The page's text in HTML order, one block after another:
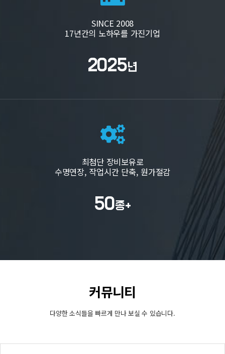
SINCE 2008
17년간의 노하우를 가진기업
2025년
최첨단 장비보유로
수명연장, 작업시간 단축, 원가절감
50종+
커뮤니티
다양한 소식들을 빠르게 만나 보실 수 있습니다.